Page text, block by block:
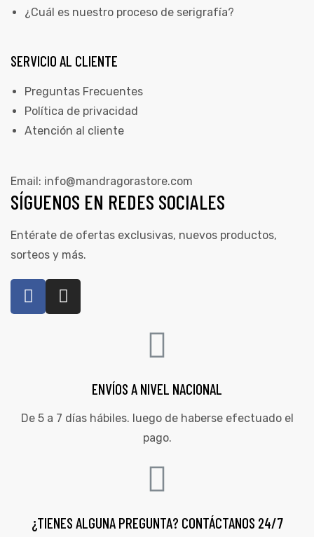
¿Cuál es nuestro proceso de serigrafía?
SERVICIO AL CLIENTE
Preguntas Frecuentes
Política de privacidad
Atención al cliente
Email: info@mandragorastore.com
SÍGUENOS EN REDES SOCIALES
Entérate de ofertas exclusivas, nuevos productos,
sorteos y más.
ENVÍOS A NIVEL NACIONAL
De 5 a 7 días hábiles. luego de haberse efectuado el
pago.
¿TIENES ALGUNA PREGUNTA? CONTÁCTANOS 24/7